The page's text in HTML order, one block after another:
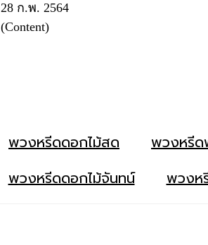
28 ก.พ. 2564
(Content)
พวงหรีดดอกไม้สด พวงหรี
พวงหรีดดอกไม้จันทน์
พวงห